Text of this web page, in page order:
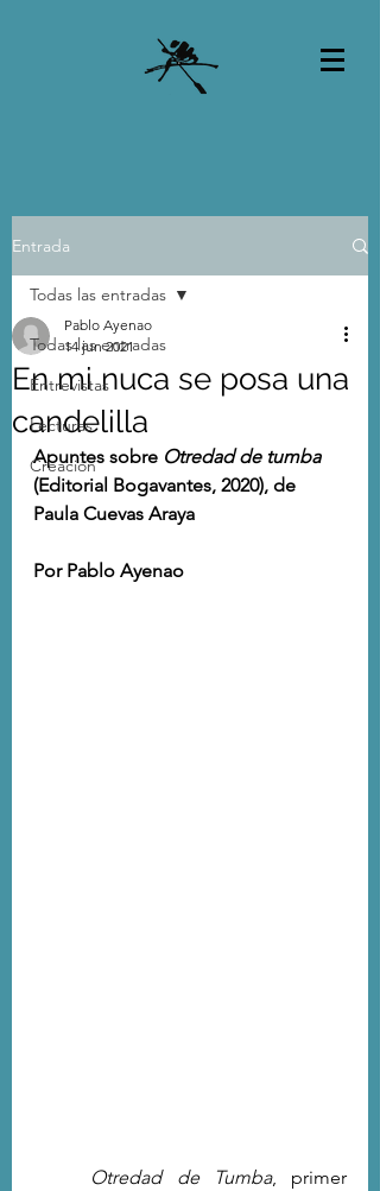
Entrada
Todas las entradas
Entrevistas
Lecturas
Creación
Todas las entradas
En mi nuca se posa una
candelilla
Pablo Ayenao
14 jun 2021
Apuntes sobre Otredad de tumba
(Editorial Bogavantes, 2020), de
Paula Cuevas Araya
Por Pablo Ayenao
Otredad de Tumba, primer